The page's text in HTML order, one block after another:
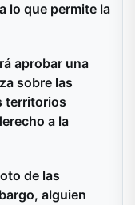
lo que permite la
aprobar una
sobre las
territorios
a la
de las
alguien